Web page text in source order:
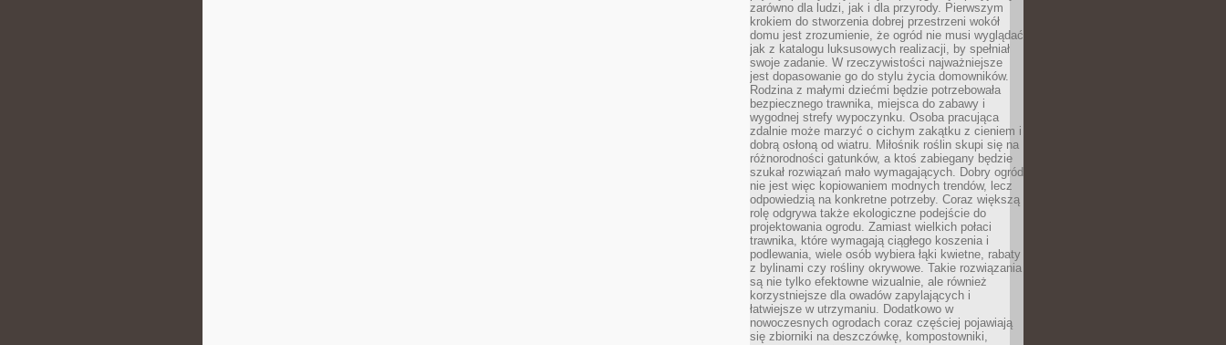
zarówno dla ludzi, jak i dla przyrody. Pierwszym
krokiem do stworzenia dobrej przestrzeni wokół
domu jest zrozumienie, że ogród nie musi wyglądać
jak z katalogu luksusowych realizacji, by spełniał
swoje zadanie. W rzeczywistości najważniejsze
jest dopasowanie go do stylu życia domowników.
Rodzina z małymi dziećmi będzie potrzebowała
bezpiecznego trawnika, miejsca do zabawy i
wygodnej strefy wypoczynku. Osoba pracująca
zdalnie może marzyć o cichym zakątku z cieniem i
dobrą osłoną od wiatru. Miłośnik roślin skupi się na
różnorodności gatunków, a ktoś zabiegany będzie
szukał rozwiązań mało wymagających. Dobry ogród
nie jest więc kopiowaniem modnych trendów, lecz
odpowiedzią na konkretne potrzeby. Coraz większą
rolę odgrywa także ekologiczne podejście do
projektowania ogrodu. Zamiast wielkich połaci
trawnika, które wymagają ciągłego koszenia i
podlewania, wiele osób wybiera łąki kwietne, rabaty
z bylinami czy rośliny okrywowe. Takie rozwiązania
są nie tylko efektowne wizualnie, ale również
korzystniejsze dla owadów zapylających i
łatwiejsze w utrzymaniu. Dodatkowo w
nowoczesnych ogrodach coraz częściej pojawiają
się zbiorniki na deszczówkę, kompostowniki,